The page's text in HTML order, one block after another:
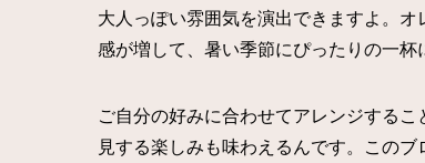
大人っぽい雰囲気を演出できますよ。
感が増して、暑い季節にぴったりの一杯
ご自分の好みに合わせてアレンジする
見する楽しみも味わえるんです。この